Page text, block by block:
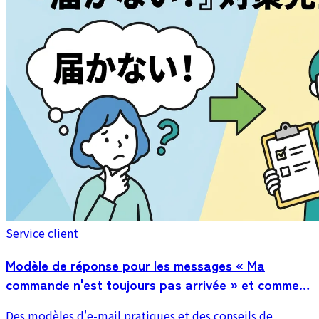
d'e-mail client et les automatismes pour réduire ces
demandes en amont.
Service client
Modèle de réponse pour les messages « Ma
commande n'est toujours pas arrivée » et comment
Des modèles d'e-mail pratiques et des conseils de